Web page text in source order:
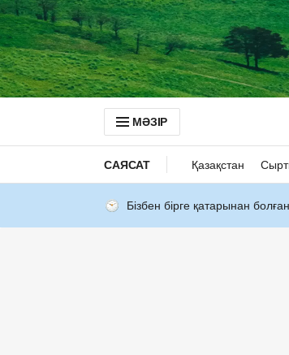
МӘЗІР
САЯСАТ Қазақстан
Бізбен бірге қатарынан болған